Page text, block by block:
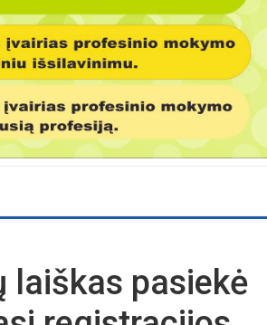
laiškas pasiekė